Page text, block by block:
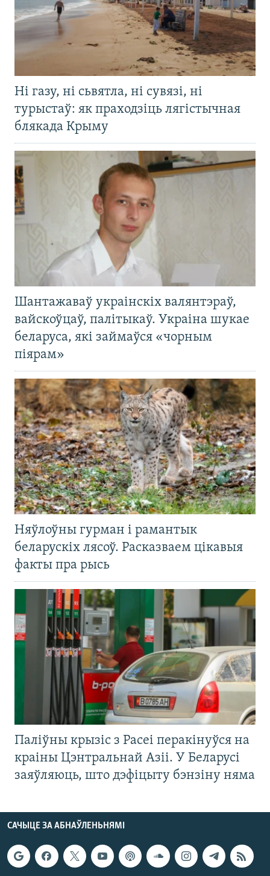
Ні газу, ні сьвятла, ні сувязі, ні
турыстаў: як праходзіць лягістычная
блякада Крыму
Шантажаваў украінскіх валянтэраў,
вайскоўцаў, палітыкаў. Украіна шукае
беларуса, які займаўся «чорным
піярам»
Няўлоўны гурман і рамантык
беларускіх лясоў. Расказваем цікавыя
факты пра рысь
Паліўны крызіс з Расеі перакінуўся на
краіны Цэнтральнай Азіі. У Беларусі
заяўляюць, што дэфіцыту бэнзіну няма
САЧЫЦЕ ЗА АБНАЎЛЕНЬНЯМІ